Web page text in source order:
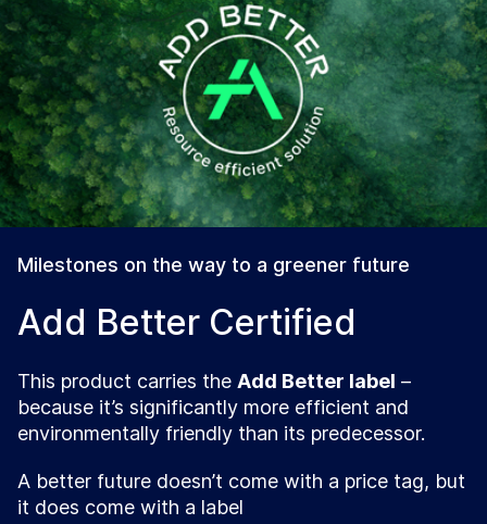
Milestones on the way to a greener future
Add Better Certified
This product carries the Add Better label –
because it’s significantly more efficient and
environmentally friendly than its predecessor.
A better future doesn’t come with a price tag, but
it does come with a label